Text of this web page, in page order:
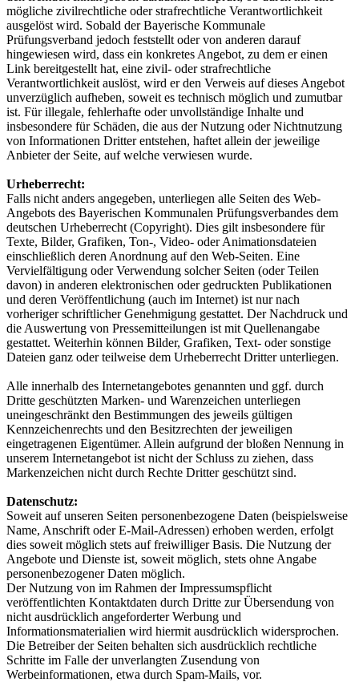
mögliche zivilrechtliche oder strafrechtliche Verantwortlichkeit
ausgelöst wird. Sobald der Bayerische Kommunale
Prüfungsverband jedoch feststellt oder von anderen darauf
hingewiesen wird, dass ein konkretes Angebot, zu dem er einen
Link bereitgestellt hat, eine zivil- oder strafrechtliche
Verantwortlichkeit auslöst, wird er den Verweis auf dieses Angebot
unverzüglich aufheben, soweit es technisch möglich und zumutbar
ist. Für illegale, fehlerhafte oder unvollständige Inhalte und
insbesondere für Schäden, die aus der Nutzung oder Nichtnutzung
von Informationen Dritter entstehen, haftet allein der jeweilige
Anbieter der Seite, auf welche verwiesen wurde.
Urheberrecht:
Falls nicht anders angegeben, unterliegen alle Seiten des Web-
Angebots des Bayerischen Kommunalen Prüfungsverbandes dem
deutschen Urheberrecht (Copyright). Dies gilt insbesondere für
Texte, Bilder, Grafiken, Ton-, Video- oder Animationsdateien
einschließlich deren Anordnung auf den Web-Seiten. Eine
Vervielfältigung oder Verwendung solcher Seiten (oder Teilen
davon) in anderen elektronischen oder gedruckten Publikationen
und deren Veröffentlichung (auch im Internet) ist nur nach
vorheriger schriftlicher Genehmigung gestattet. Der Nachdruck und
die Auswertung von Pressemitteilungen ist mit Quellenangabe
gestattet. Weiterhin können Bilder, Grafiken, Text- oder sonstige
Dateien ganz oder teilweise dem Urheberrecht Dritter unterliegen.
Alle innerhalb des Internetangebotes genannten und ggf. durch
Dritte geschützten Marken- und Warenzeichen unterliegen
uneingeschränkt den Bestimmungen des jeweils gültigen
Kennzeichenrechts und den Besitzrechten der jeweiligen
eingetragenen Eigentümer. Allein aufgrund der bloßen Nennung in
unserem Internetangebot ist nicht der Schluss zu ziehen, dass
Markenzeichen nicht durch Rechte Dritter geschützt sind.
Datenschutz:
Soweit auf unseren Seiten personenbezogene Daten (beispielsweise
Name, Anschrift oder E-Mail-Adressen) erhoben werden, erfolgt
dies soweit möglich stets auf freiwilliger Basis. Die Nutzung der
Angebote und Dienste ist, soweit möglich, stets ohne Angabe
personenbezogener Daten möglich.
Der Nutzung von im Rahmen der Impressumspflicht
veröffentlichten Kontaktdaten durch Dritte zur Übersendung von
nicht ausdrücklich angeforderter Werbung und
Informationsmaterialien wird hiermit ausdrücklich widersprochen.
Die Betreiber der Seiten behalten sich ausdrücklich rechtliche
Schritte im Falle der unverlangten Zusendung von
Werbeinformationen, etwa durch Spam-Mails, vor.